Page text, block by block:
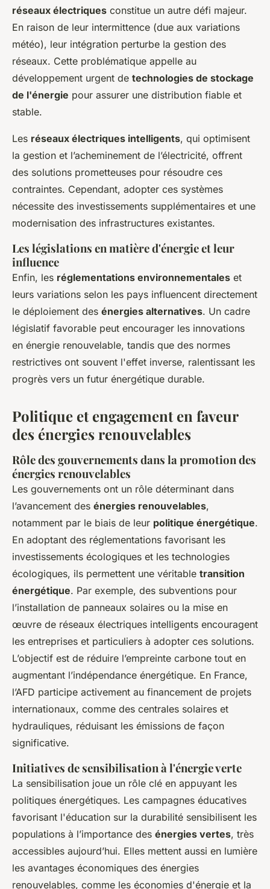
réseaux électriques constitue un autre défi majeur.
En raison de leur intermittence (due aux variations
météo), leur intégration perturbe la gestion des
réseaux. Cette problématique appelle au
développement urgent de technologies de stockage
de l'énergie pour assurer une distribution fiable et
stable.
Les réseaux électriques intelligents, qui optimisent
la gestion et l’acheminement de l’électricité, offrent
des solutions prometteuses pour résoudre ces
contraintes. Cependant, adopter ces systèmes
nécessite des investissements supplémentaires et une
modernisation des infrastructures existantes.
Les législations en matière d'énergie et leur
influence
Enfin, les réglementations environnementales et
leurs variations selon les pays influencent directement
le déploiement des énergies alternatives. Un cadre
législatif favorable peut encourager les innovations
en énergie renouvelable, tandis que des normes
restrictives ont souvent l'effet inverse, ralentissant les
progrès vers un futur énergétique durable.
Politique et engagement en faveur
des énergies renouvelables
Rôle des gouvernements dans la promotion des
énergies renouvelables
Les gouvernements ont un rôle déterminant dans
l’avancement des énergies renouvelables,
notamment par le biais de leur politique énergétique.
En adoptant des réglementations favorisant les
investissements écologiques et les technologies
écologiques, ils permettent une véritable transition
énergétique. Par exemple, des subventions pour
l’installation de panneaux solaires ou la mise en
œuvre de réseaux électriques intelligents encouragent
les entreprises et particuliers à adopter ces solutions.
L’objectif est de réduire l’empreinte carbone tout en
augmentant l’indépendance énergétique. En France,
l’AFD participe activement au financement de projets
internationaux, comme des centrales solaires et
hydrauliques, réduisant les émissions de façon
significative.
Initiatives de sensibilisation à l'énergie verte
La sensibilisation joue un rôle clé en appuyant les
politiques énergétiques. Les campagnes éducatives
favorisant l'éducation sur la durabilité sensibilisent les
populations à l’importance des énergies vertes, très
accessibles aujourd’hui. Elles mettent aussi en lumière
les avantages économiques des énergies
renouvelables, comme les économies d'énergie et la